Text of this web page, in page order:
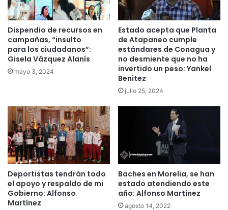
Dispendio de recursos en
campañas, “insulto
para los ciudadanos”:
Gisela Vázquez Alanís
mayo 3, 2024
Estado acepta que Planta
de Atapaneo cumple
estándares de Conagua y
no desmiente que no ha
invertido un peso: Yankel
Benitez
julio 25, 2024
Deportistas tendrán todo
el apoyo y respaldo de mi
Gobierno: Alfonso
Martínez
Baches en Morelia, se han
estado atendiendo este
año: Alfonso Martínez
agosto 14, 2022